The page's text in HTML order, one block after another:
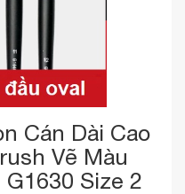
Cán Dài Cao
Vẽ Màu
Size 2